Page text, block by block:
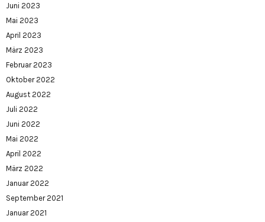
Juni 2023
Mai 2023
April 2023
März 2023
Februar 2023
Oktober 2022
August 2022
Juli 2022
Juni 2022
Mai 2022
April 2022
März 2022
Januar 2022
September 2021
Januar 2021